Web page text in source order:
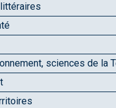
sciences de la